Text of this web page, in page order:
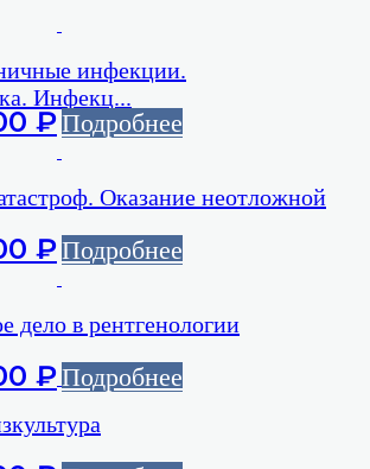
₽Подробнее
инфекции.
Инфекц...
₽Подробнее
Оказание неотложной
₽Подробнее
дело в рентгенологии